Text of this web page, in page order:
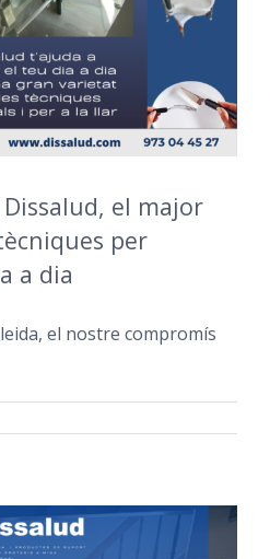
el major
per
a dia
el nostre compromís